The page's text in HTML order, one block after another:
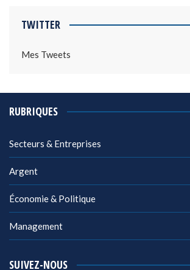
TWITTER
Mes Tweets
RUBRIQUES
Secteurs & Entreprises
Argent
Économie & Politique
Management
SUIVEZ-NOUS